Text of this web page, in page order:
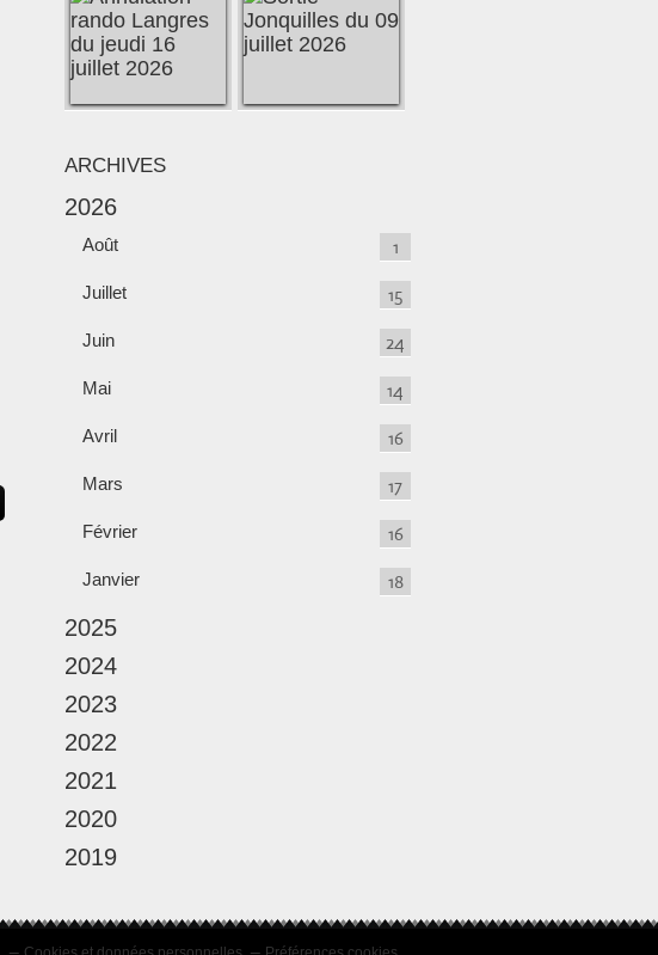
ARCHIVES
2026
Août 1
Juillet 15
Juin 24
Mai 14
Avril 16
Mars 17
Février 16
Janvier 18
2025
2024
2023
2022
2021
2020
2019